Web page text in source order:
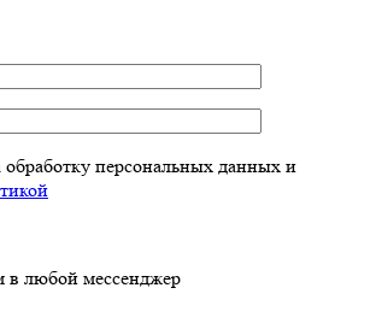
обработку персональных данных и
любой мессенджер